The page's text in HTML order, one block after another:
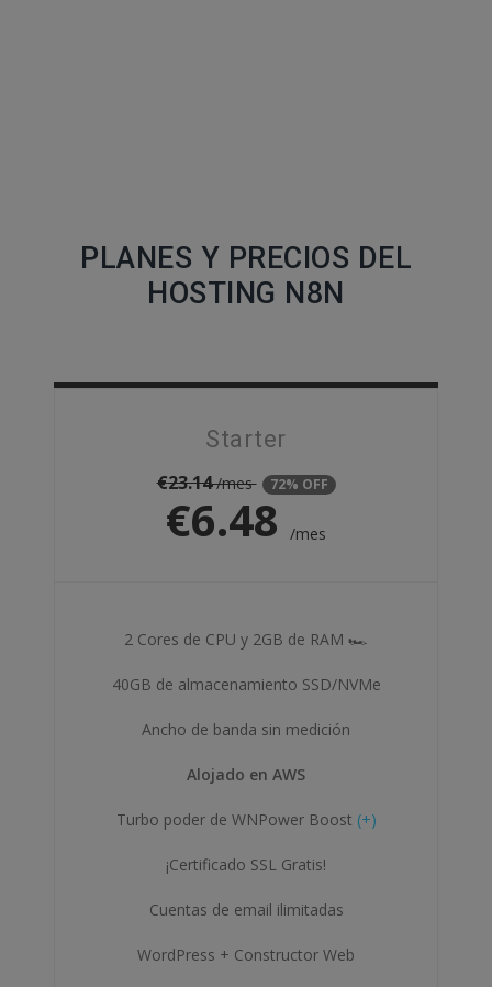
PLANES Y PRECIOS DEL
HOSTING N8N
Starter
€23.14/mes 72% OFF
€6.48 /mes
2 Cores de CPU y 2GB de RAM 🏎
40GB de almacenamiento SSD/NVMe
Ancho de banda sin medición
Alojado en AWS
Turbo poder de WNPower Boost (+)
¡Certificado SSL Gratis!
Cuentas de email ilimitadas
WordPress + Constructor Web